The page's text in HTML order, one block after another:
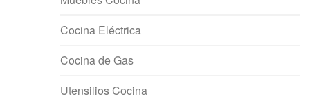
Cocina Eléctrica
Cocina de Gas
Utensilios Cocina